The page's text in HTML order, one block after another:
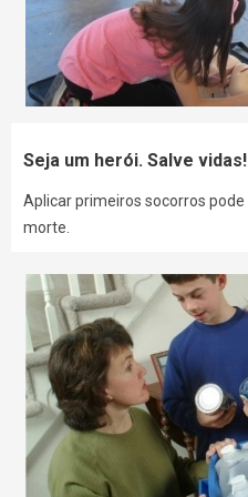
Seja um herói. Salve vidas!
Aplicar primeiros socorros
morte.